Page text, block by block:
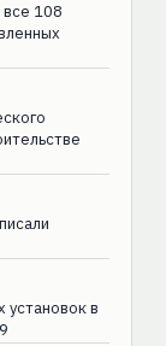
все 108
установок в